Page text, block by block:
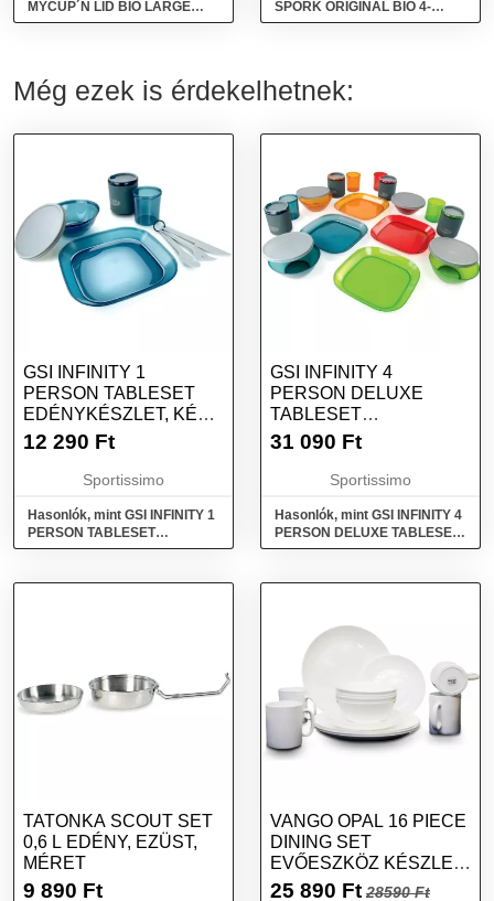
MYCUP´N LID BIO LARGE
Bögre, barna, méret
SPORK ORIGINAL BIO 4-
PACK NATURE Evőeszköz,
Még ezek is érdekelhetnek:
GSI INFINITY 1
PERSON TABLESET
EDÉNYKÉSZLET, KÉK,
MÉRET
12 290 Ft
Sportissimo
Hasonlók, mint GSI INFINITY 1
PERSON TABLESET
Edénykészlet, kék, méret
GSI INFINITY 4
PERSON DELUXE
TABLESET
EDÉNYKÉSZLET, MIX,
31 090 Ft
Sportissimo
Hasonlók, mint GSI INFINITY 4
PERSON DELUXE TABLESET
Edénykészlet, mix, méret
TATONKA SCOUT SET
0,6 L EDÉNY, EZÜST,
MÉRET
9 890 Ft
VANGO OPAL 16 PIECE
DINING SET
EVŐESZKÖZ KÉSZLET,
FEHÉR, MÉRET
25 890 Ft 28590 Ft